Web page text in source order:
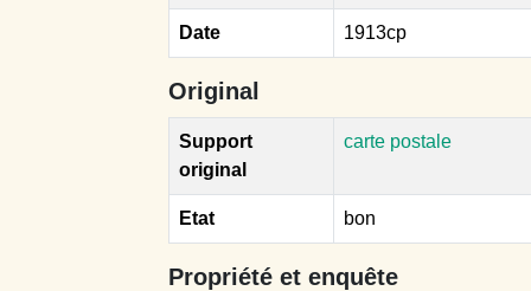
Date 1913cp
Original
Support
original
carte postale
Etat bon
Propriété et enquête